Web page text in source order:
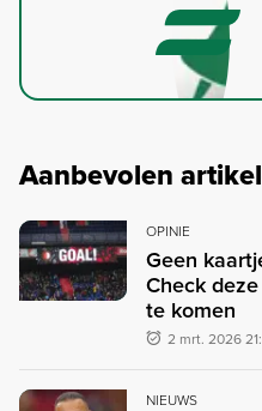
Aanbevolen
OPINIE
Geen
Check
te komen
2 mrt. 2026
NIEUWS